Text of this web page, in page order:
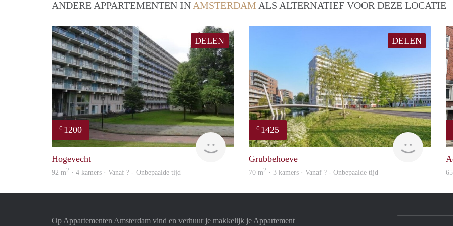
ANDERE APPARTEMENTEN IN AMSTERDAM ALS ALTERNATIEF VOOR DEZE LOCATIE
DELEN
€ 1200
finder
Hogevecht
92 m2 · 4 kamers · Vanaf ? - Onbepaalde tijd
DELEN
€ 1425
finder
Grubbehoeve
70 m2 · 3 kamers · Vanaf ? - Onbepaalde tijd
Op Appartementen Amsterdam vind en verhuur je makkelijk je Appartement